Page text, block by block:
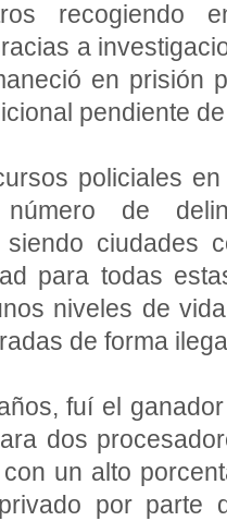
recogiendo
a
en prisión
pendiente
policiales
de
siendo ciudades
para todas
niveles de
de forma
fuí el
dos
un alto
por parte